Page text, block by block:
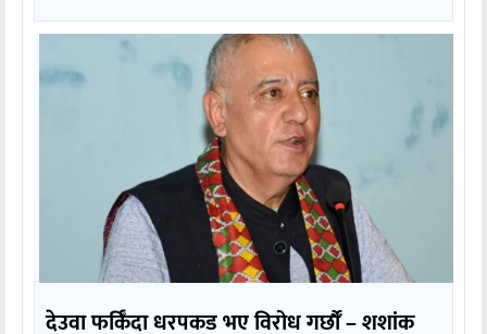
देउवा फर्किँदा धरपकड भए विरोध गर्छौँं – शशांक